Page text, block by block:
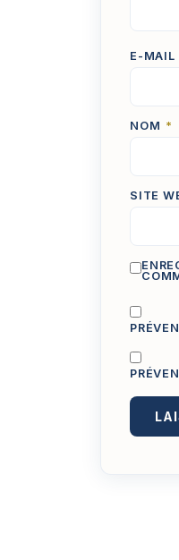
E-MAIL
NOM *
SITE